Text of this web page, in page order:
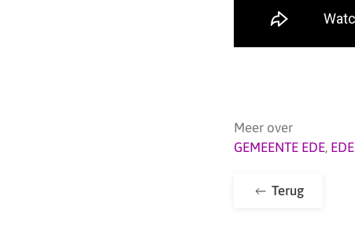
Meer over
GEMEENTE EDE, EDE
Terug